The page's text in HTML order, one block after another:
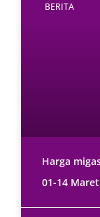
BERITA
Harga
01-14